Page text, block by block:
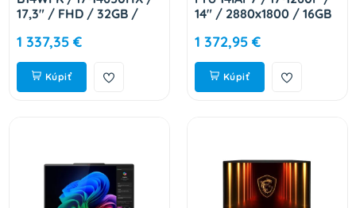
17,3" / FHD / 32GB /
OS / Black / 2R 9S7-
17L791-283
1 337,35 €
Kúpiť
14" / 2880x1800 / 16GB
W11H / Gray / 2R
82SV003WCK
1 372,95 €
Kúpiť